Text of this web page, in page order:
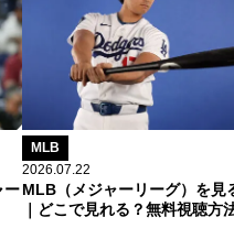
ー
MLB
2026.07.22
MLB（メジャーリーグ）を見
｜どこで見れる？無料視聴方